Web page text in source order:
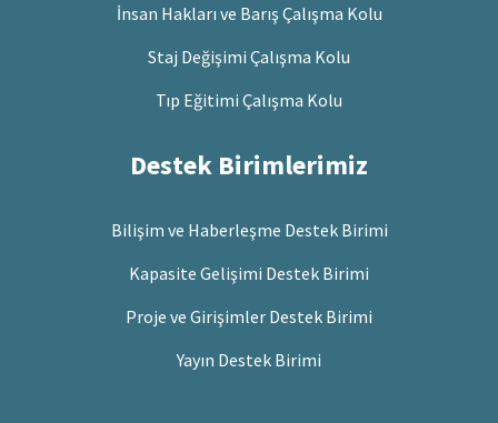
İnsan Hakları ve Barış Çalışma Kolu
Staj Değişimi Çalışma Kolu
Tıp Eğitimi Çalışma Kolu
Destek Birimlerimiz
Bilişim ve Haberleşme Destek Birimi
Kapasite Gelişimi Destek Birimi
Proje ve Girişimler Destek Birimi
Yayın Destek Birimi